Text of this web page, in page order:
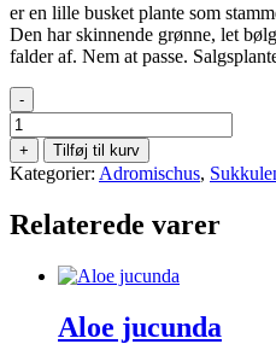
er en lille busket plante som
Den har skinnende grønne, let
falder af. Nem at passe.
-
Adromischus
cristatus
v.
zeyheri
+ Tilføj til kurv
Kategorier: Adromischus,
Relaterede varer
Aloe jucunda